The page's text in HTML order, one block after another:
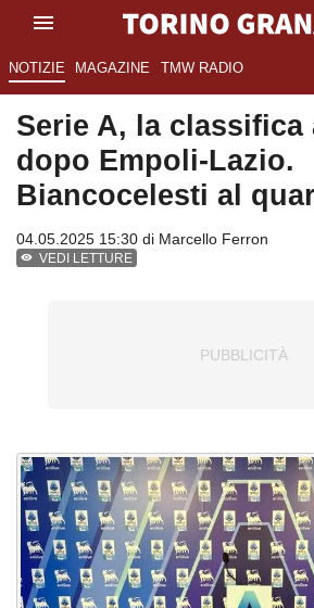
NOTIZIE MAGAZINE TMW RADIO
Serie A, la
dopo Empoli-Lazio.
Biancocelesti al
04.05.2025 15:30 di Marcello Ferron
VEDI LETTURE